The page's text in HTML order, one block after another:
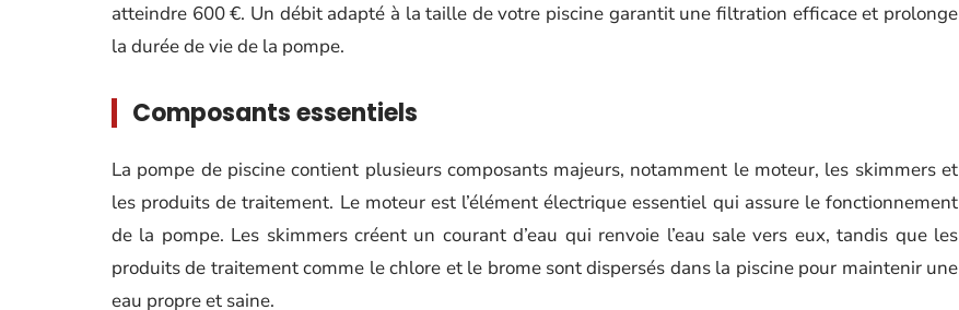
atteindre 600 €. Un débit adapté à la taille de votre piscine garantit une filtration efficace et prolonge
la durée de vie de la pompe.
Composants essentiels
La pompe de piscine contient plusieurs composants majeurs, notamment le moteur, les skimmers et
les produits de traitement. Le moteur est l’élément électrique essentiel qui assure le fonctionnement
de la pompe. Les skimmers créent un courant d’eau qui renvoie l’eau sale vers eux, tandis que les
produits de traitement comme le chlore et le brome sont dispersés dans la piscine pour maintenir une
eau propre et saine.